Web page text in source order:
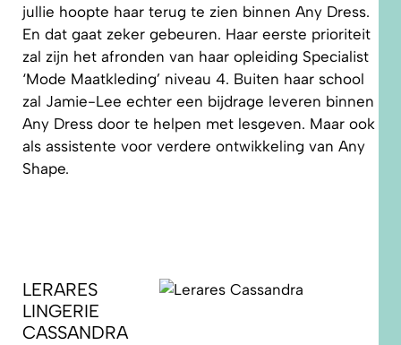
jullie hoopte haar terug te zien binnen Any Dress.
En dat gaat zeker gebeuren. Haar eerste prioriteit
zal zijn het afronden van haar opleiding Specialist
‘Mode Maatkleding’ niveau 4. Buiten haar school
zal Jamie-Lee echter een bijdrage leveren binnen
Any Dress door te helpen met lesgeven. Maar ook
als assistente voor verdere ontwikkeling van Any
Shape.
LERARES
LINGERIE
CASSANDRA